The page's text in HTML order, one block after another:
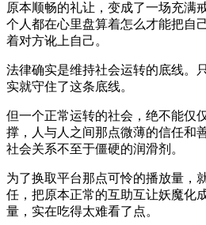
原本顺畅的礼让，变成了一场充满
个人都在心里盘算着怎么才能把自
着对方讹上自己。
法律确实是维持社会运转的底线。
实就守住了这条底线。
但一个正常运转的社会，绝不能仅
撑，人与人之间那点微薄的信任和
社会关系不至于僵硬的润滑剂。
为了换取平台那点可怜的播放量，
任，把原本正常的互助互让妖魔化
量，实在吃得太难看了点。